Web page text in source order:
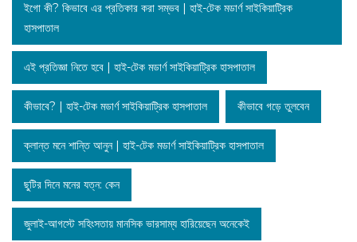
ইগো কী? কিভাবে এর প্রতিকার করা সম্ভব | হাই-টেক মডার্ণ সাইকিয়াট্রিক
হাসপাতাল
এই প্রতিজ্ঞা নিতে হবে | হাই-টেক মডার্ণ সাইকিয়াট্রিক হাসপাতাল
কীভাবে? | হাই-টেক মডার্ণ সাইকিয়াট্রিক হাসপাতাল কীভাবে গড়ে তুলবেন
ক্লান্ত মনে শান্তি আনুন | হাই-টেক মডার্ণ সাইকিয়াট্রিক হাসপাতাল
ছুটির দিনে মনের যত্ন: কেন
জুলাই-আগস্টে সহিংসতায় মানসিক ভারসাম্য হারিয়েছেন অনেকেই